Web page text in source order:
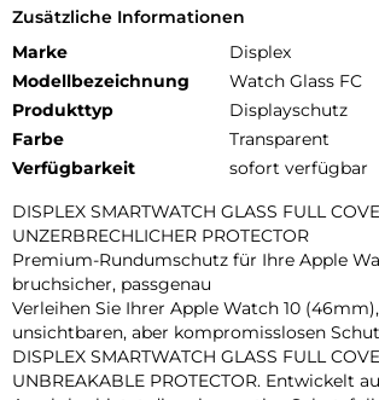
Zusätzliche Informationen
Marke
Displex
Modellbezeichnung
Watch Glass FC
Produkttyp
Displayschutz
Farbe
Transparent
Verfügbarkeit
sofort verfügbar
DISPLEX SMARTWATCH GLASS FULL
UNZERBRECHLICHER PROTECTOR
Premium-Rundumschutz für Ihre Apple
bruchsicher, passgenau
Verleihen Sie Ihrer Apple Watch 10
unsichtbaren, aber kompromisslosen
DISPLEX SMARTWATCH GLASS FULL
UNBREAKABLE PROTECTOR. Entwickelt